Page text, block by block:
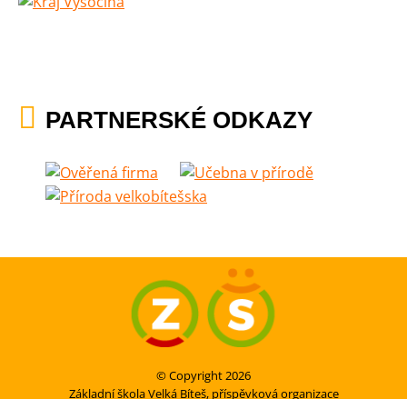
PARTNERSKÉ ODKAZY
© Copyright 2026
Základní škola Velká Bíteš, příspěvková organizace